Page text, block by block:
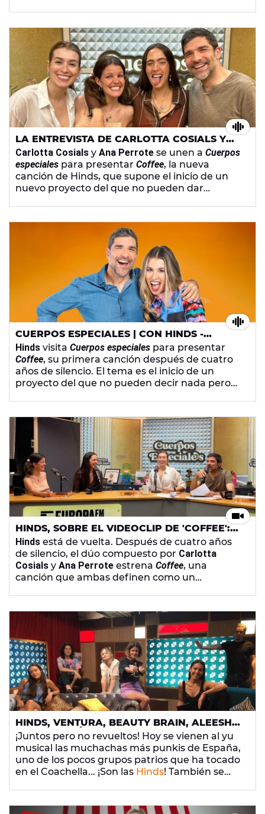
francesaIndochineen el Accor Arena de París y
adelantan que tienen nuevosetlistparalos
siete últimos conciertosdeltour.
LA ENTREVISTA DE CARLOTTA COSIALS Y
ANA PERROTE (HINDS) EN 'CUERPOS
ESPECIALES'
Carlotta Cosials y Ana Perrote se unen a Cuerpos
especiales para presentar Coffee, la nueva
canción de Hinds, que supone el inicio de un
nuevo proyecto del que no pueden dar
decidido dar el salto a la dirección.
CUERPOS ESPECIALES | CON HINDS -
MARTES 23 DE ABRIL DE 2024
Hinds visita Cuerpos especiales para presentar
Coffee, su primera canción después de cuatro
años de silencio. El tema es el inicio de un
proyecto del que no pueden decir nada pero
para grabar uno de sus reportajes yNacho
García
hace vudú del bueno con su muñeco
vudy
. Además,Alba Corderocrea el SNL
(sindicato nacional del libro) para celebrar el
de Libro .
HINDS, SOBRE EL VIDEOCLIP DE 'COFFEE':
"SIEMPRE QUE NOS DIRIGE OTRO NO NOS
ACABA MOLANDO"
Hinds está de vuelta. Después de cuatro años
de silencio, el dúo compuesto por Carlotta
Cosials y Ana Perrote estrena Coffee, una
canción que ambas definen como un
decir nada y eso está siendo "una pesadilla".
HINDS, VENTURA, BEAUTY BRAIN, ALEESHA
Y MUCHO MÁS EN 'YU, NO TE PIERDAS
NADA' (5/06/2020)
¡Juntos pero no revueltos! Hoy se vienen al yu
musical las muchachas más punkis de España,
uno de los pocos grupos patrios que ha tocado
en el Coachella... ¡Son las Hinds! También se